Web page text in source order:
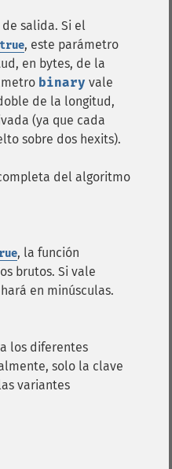
salida. Si el
true, este parámetro
en bytes, de la
binary vale
de la longitud,
(ya que cada
sobre dos hexits).
del algoritmo
, la función
brutos. Si vale
en minúsculas.
los diferentes
solo la clave
variantes